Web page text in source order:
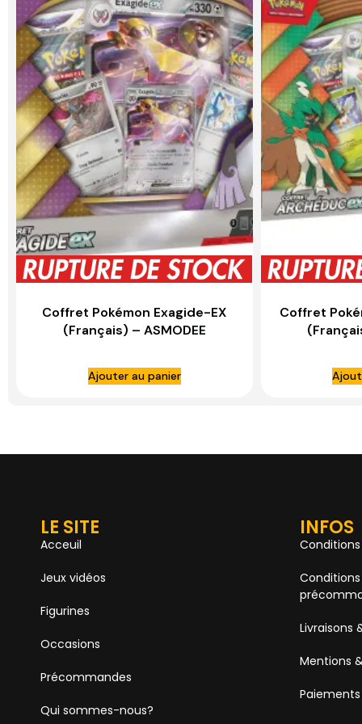
Coffret Pokémon Exagide-EX
(Français) – ASMODEE
Ajouter au panier
Coffret
LE SITE
Acceuil
Jeux vidéos
Figurines
Occasions
Précommandes
Qui sommes-nous?
INFOS
Livraisons
Mentions
Paiements